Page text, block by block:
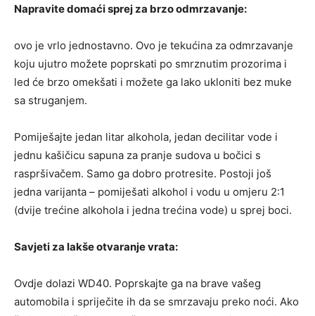
Napravite domaći sprej za brzo odmrzavanje:
ovo je vrlo jednostavno. Ovo je tekućina za odmrzavanje
koju ujutro možete poprskati po smrznutim prozorima i
led će brzo omekšati i možete ga lako ukloniti bez muke
sa struganjem.
Pomiješajte jedan litar alkohola, jedan decilitar vode i
jednu kašičicu sapuna za pranje sudova u bočici s
raspršivačem. Samo ga dobro protresite. Postoji još
jedna varijanta – pomiješati alkohol i vodu u omjeru 2:1
(dvije trećine alkohola i jedna trećina vode) u sprej boci.
Savjeti za lakše otvaranje vrata:
Ovdje dolazi WD40. Poprskajte ga na brave vašeg
automobila i spriječite ih da se smrzavaju preko noći. Ako